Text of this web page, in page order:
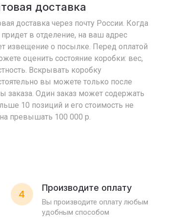
доставка
доставка через почту России. Когда
придет в отделение, на ваш адрес
извещение о посылке. Перед оплатой
оценить состояние коробки: вес,
Вскрывать коробку
вы можете только после
заказа. Один заказ может содержать
10 позиций и его стоимость не
превышать 100 000 р.
4
Производите оплату
Вы производите оплату любым
удобным способом